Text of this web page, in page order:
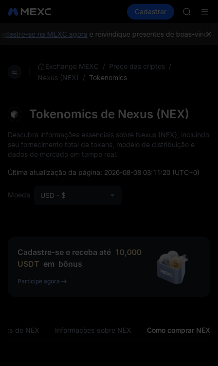
Mercados Spot Futuros
Cadastrar
AAOI
se na MEXC agorae reivindique presentes de boas-vindas
Exchange MEXC / Preço das criptos /
Nexus (NEX)
/ Tokenomics
Tokenomics de Nexus (NEX)
Descubra informações essenciais sobre Nexus (NEX), incluindo
seu fornecimento total de tokens, modelo de distribuição e
dados de mercado em tempo real.
Última atualização da página: 2026-08-08 03:11:20 (UTC+0)
Moeda USD - $
Cadastre-se e receba até 10,000
USDT em bônus
Participe agora
de NEX Informações sobre NEX Como comprar NEX